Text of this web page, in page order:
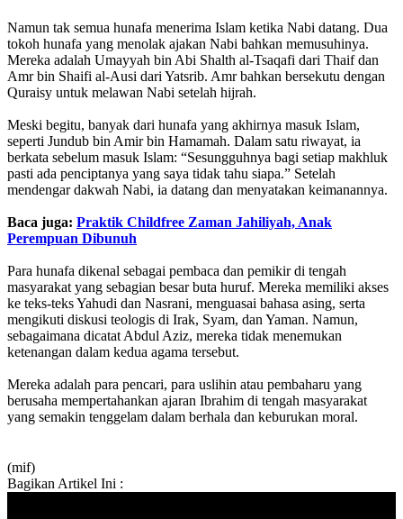
Namun tak semua hunafa menerima Islam ketika Nabi datang. Dua
tokoh hunafa yang menolak ajakan Nabi bahkan memusuhinya.
Mereka adalah Umayyah bin Abi Shalth al-Tsaqafi dari Thaif dan
Amr bin Shaifi al-Ausi dari Yatsrib. Amr bahkan bersekutu dengan
Quraisy untuk melawan Nabi setelah hijrah.
Meski begitu, banyak dari hunafa yang akhirnya masuk Islam,
seperti Jundub bin Amir bin Hamamah. Dalam satu riwayat, ia
berkata sebelum masuk Islam: “Sesungguhnya bagi setiap makhluk
pasti ada penciptanya yang saya tidak tahu siapa.” Setelah
mendengar dakwah Nabi, ia datang dan menyatakan keimanannya.
Baca juga: Praktik Childfree Zaman Jahiliyah, Anak
Perempuan Dibunuh
Para hunafa dikenal sebagai pembaca dan pemikir di tengah
masyarakat yang sebagian besar buta huruf. Mereka memiliki akses
ke teks-teks Yahudi dan Nasrani, menguasai bahasa asing, serta
mengikuti diskusi teologis di Irak, Syam, dan Yaman. Namun,
sebagaimana dicatat Abdul Aziz, mereka tidak menemukan
ketenangan dalam kedua agama tersebut.
Mereka adalah para pencari, para uslihin atau pembaharu yang
berusaha mempertahankan ajaran Ibrahim di tengah masyarakat
yang semakin tenggelam dalam berhala dan keburukan moral.
(mif)
Bagikan Artikel Ini :